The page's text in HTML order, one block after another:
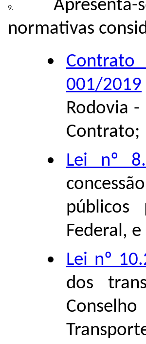
normativas
001/2019
Rodovia -
Contrato;
Lei nº
Federal,
Lei nº
dos